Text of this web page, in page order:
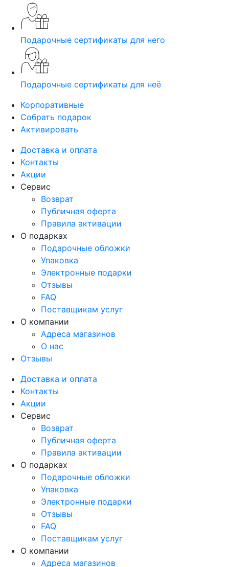
Подарочные сертификаты для него
Подарочные сертификаты для неё
Корпоративные
Собрать подарок
Активировать
Доставка и оплата
Контакты
Акции
Сервис
Возврат
Публичная оферта
Правила активации
О подарках
Подарочные обложки
Упаковка
Электронные подарки
Отзывы
FAQ
Поставщикам услуг
О компании
Адреса магазинов
О нас
Отзывы
Доставка и оплата
Контакты
Акции
Сервис
Возврат
Публичная оферта
Правила активации
О подарках
Подарочные обложки
Упаковка
Электронные подарки
Отзывы
FAQ
Поставщикам услуг
О компании
Адреса магазинов